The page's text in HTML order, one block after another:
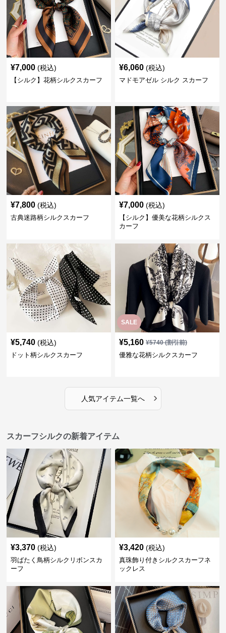
¥7,000 (税込)
【シルク】花柄シルクスカーフ
¥6,060 (税込)
マドモアゼル シルク スカーフ
¥7,800 (税込)
古典迷路柄シルクスカーフ
¥7,000 (税込)
【シルク】優美な花柄シルクス
カーフ
¥5,740 (税込)
ドット柄シルクスカーフ
SALE
¥5,160 ¥5740(割引前)
優雅な花柄シルクスカーフ
人気アイテム一覧へ ›
スカーフシルクの新着アイテム
¥3,370 (税込)
羽ばたく鳥柄シルクリボンスカ
ーフ
¥3,420 (税込)
真珠飾り付きシルクスカーフネ
ックレス